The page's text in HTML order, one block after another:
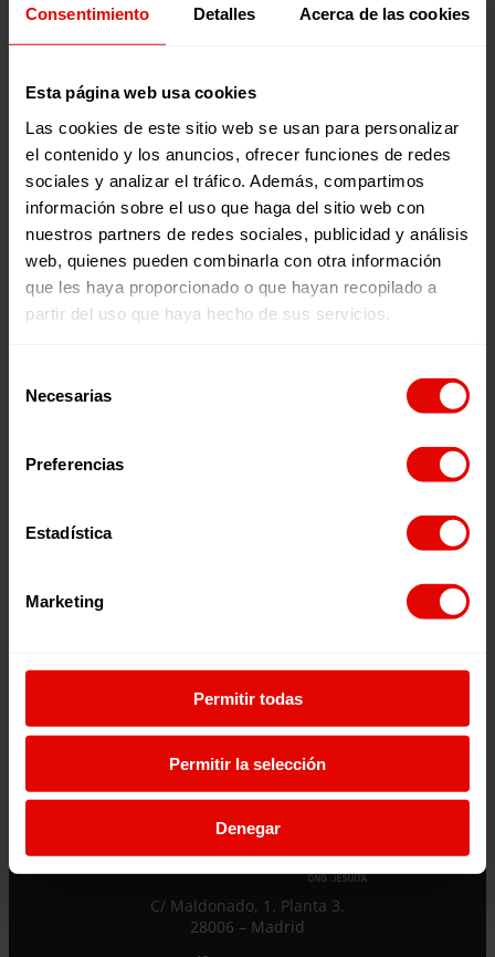
Consentimiento Detalles Acerca de las cookies
Esta página web usa cookies
Las cookies de este sitio web se usan para personalizar
el contenido y los anuncios, ofrecer funciones de redes
sociales y analizar el tráfico. Además, compartimos
información sobre el uso que haga del sitio web con
nuestros partners de redes sociales, publicidad y análisis
web, quienes pueden combinarla con otra información
que les haya proporcionado o que hayan recopilado a
partir del uso que haya hecho de sus servicios.
Necesarias
Preferencias
Estadística
Marketing
Permitir todas
Permitir la selección
Denegar
Publicaciones relacionadas:
ENTRECULTURAS 2025
REVISTA TRIMESTRAL
¿Quieres recibir información?
Suscríbete a la newsletter
Suscríbete a la newsletter
Si quieres recibir nuestra newsletter mensual
y los correos puntuales en los que te
ofrecemos información, no dejes de completar
este formulario. Al instante, te daremos de
C/ Maldonado, 1. Planta 3.
28006 – Madrid